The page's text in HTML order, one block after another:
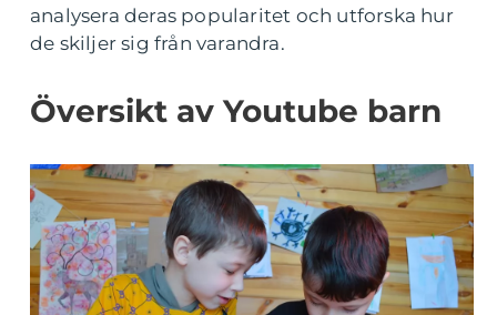
analysera deras popularitet och utforska hur
de skiljer sig från varandra.
Översikt av Youtube barn